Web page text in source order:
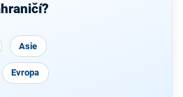
Asie
Evropa